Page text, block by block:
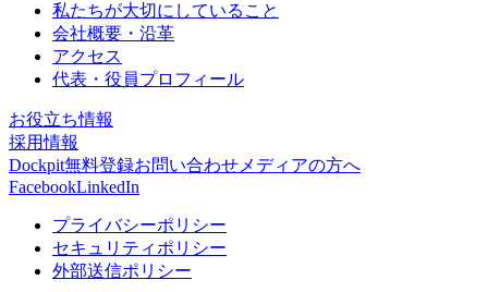
私たちが大切にしていること
会社概要・沿革
アクセス
代表・役員プロフィール
お役立ち情報
採用情報
Dockpit無料登録お問い合わせ メディアの方へ
FacebookLinkedIn
プライバシーポリシー
セキュリティポリシー
外部送信ポリシー